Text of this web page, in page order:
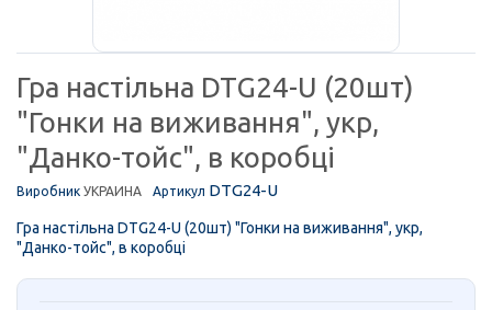
Гра настільна DTG24-U (20шт)
"Гонки на виживання", укр,
"Данко-тойс", в коробці
Виробник УКРАИНА Артикул DTG24-U
Гра настільна DTG24-U (20шт) "Гонки на виживання", укр,
"Данко-тойс", в коробці